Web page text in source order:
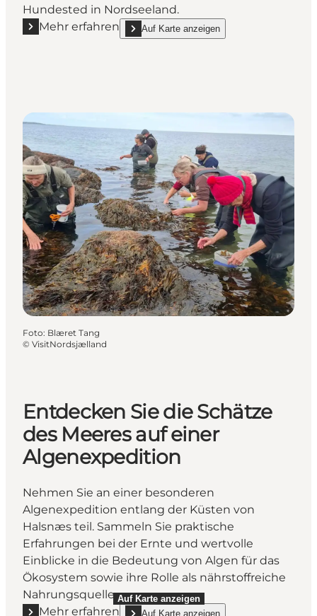
Hundested in Nordseeland.
Mehr erfahren
Mehr erfahren "Torup Markt - Lokale
Auf Karte anzeigen
show Torup Markt - Lokale
Foto: Blæret Tang
© VisitNordsjælland
Entdecken Sie die Schätze
des Meeres auf einer
Algenexpedition
Nehmen Sie an einer besonderen
Algenexpedition entlang der Küsten von
Halsnæs teil. Sammeln Sie praktische
Erfahrungen bei der Ernte und wertvolle
Einblicke in die Bedeutung von Algen für das
Ökosystem sowie ihre Rolle als nährstoffreiche
Nahrungsquelle.
Mehr erfahren
Auf Karte anzeigen
Auf Karte anzeigen